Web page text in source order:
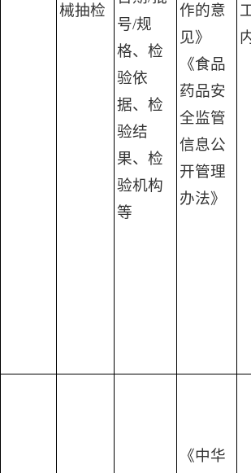
械抽检
号/规
格、检
验依
据、检
验结
果、检
验机构
等
作的意
见》
《食品
药品安
全监管
信息公
开管理
办法》
《中华